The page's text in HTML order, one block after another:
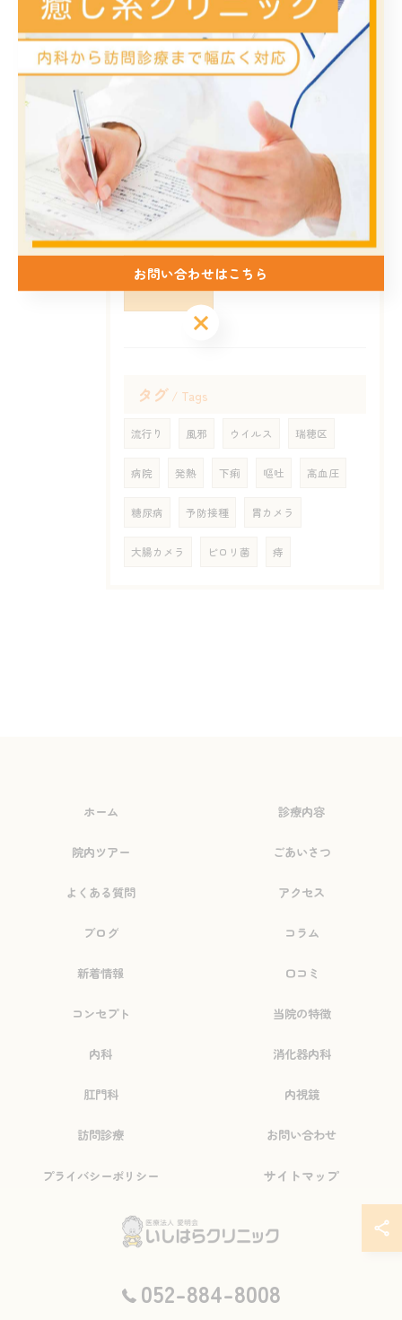
訪問診療
Recent Posts
2026/06/23
.
2026/05/29
タグ Tags
流行り 風邪 ウイルス 瑞穂区
病院 発熱 下痢 嘔吐 高血圧
糖尿病 予防接種 胃カメラ
大腸カメラ ピロリ菌 痔
052-884-8008
ホーム 診療内容
院内ツアー ごあいさつ
よくある質問 アクセス
ブログ コラム
新着情報 口コミ
コンセプト 当院の特徴
内科 消化器内科
肛門科 内視鏡
訪問診療 お問い合わせ
プライバシーポリシー サイトマップ
RESERVED.
お問い合わせはこちら